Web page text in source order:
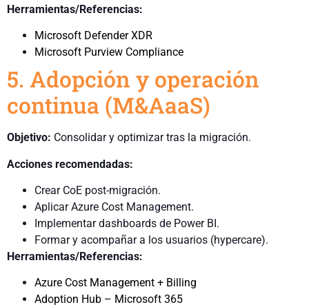
Herramientas/Referencias:
Microsoft Defender XDR
Microsoft Purview Compliance
5. Adopción y operación
continua (M&AaaS)
Objetivo: Consolidar y optimizar tras la migración.
Acciones recomendadas:
Crear CoE post-migración.
Aplicar Azure Cost Management.
Implementar dashboards de Power BI.
Formar y acompañar a los usuarios (hypercare).
Herramientas/Referencias:
Azure Cost Management + Billing
Adoption Hub – Microsoft 365